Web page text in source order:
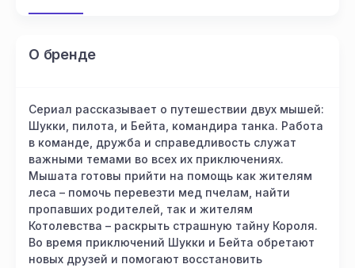
О бренде
Сериал рассказывает о путешествии двух мышей:
Шукки, пилота, и Бейта, командира танка. Работа
в команде, дружба и справедливость служат
важными темами во всех их приключениях.
Мышата готовы прийти на помощь как жителям
леса – помочь перевезти мед пчелам, найти
пропавших родителей, так и жителям
Котолевства – раскрыть страшную тайну Короля.
Во время приключений Шукки и Бейта обретают
новых друзей и помогают восстановить